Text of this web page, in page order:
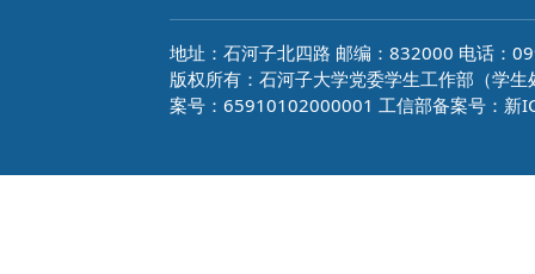
地址：石河子北四路 邮编：832000 电话：
版权所有：石河子大学党委学生工作部（学
案号：65910102000001 工信部备案号：新